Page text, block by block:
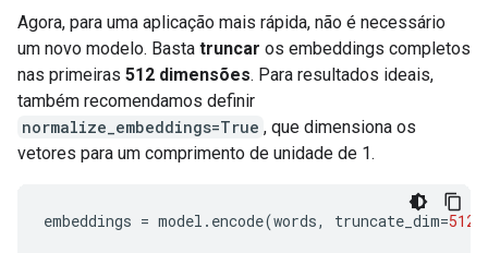
Agora, para uma aplicação mais rápida, não é necessário
um novo modelo. Basta truncar os embeddings completos
nas primeiras 512 dimensões. Para resultados ideais,
também recomendamos definir
normalize_embeddings=True , que dimensiona os
vetores para um comprimento de unidade de 1.
embeddings = model . encode(words, truncate_dim=512